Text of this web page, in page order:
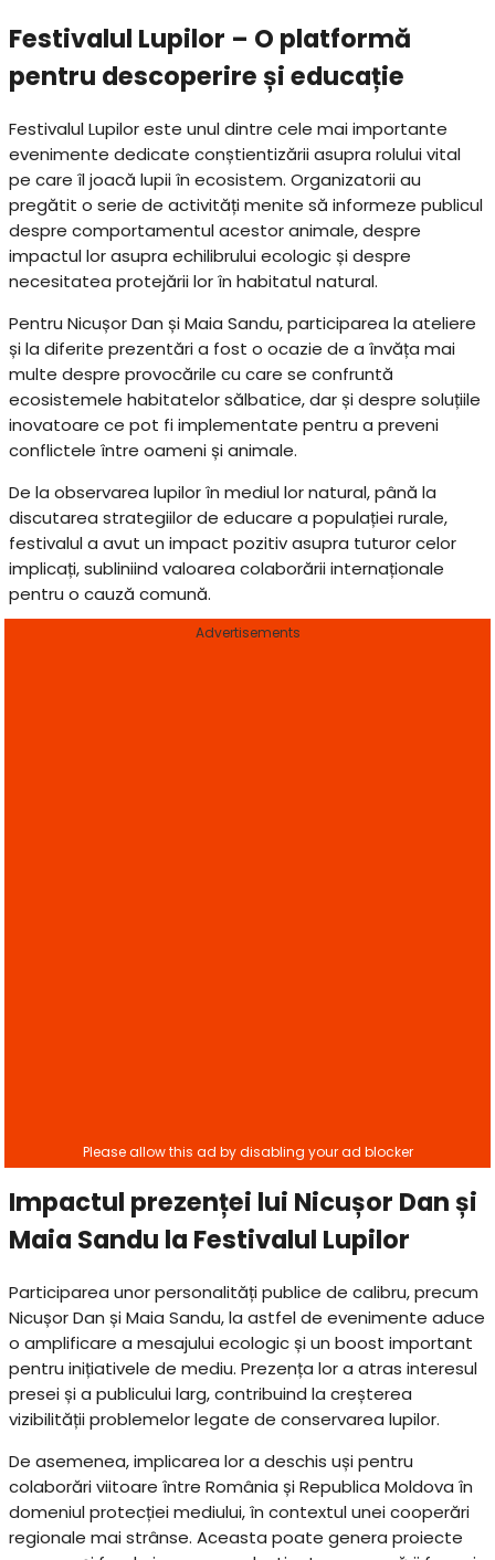
Festivalul Lupilor – O platformă
pentru descoperire și educație
Festivalul Lupilor este unul dintre cele mai importante
evenimente dedicate conștientizării asupra rolului vital
pe care îl joacă lupii în ecosistem. Organizatorii au
pregătit o serie de activități menite să informeze publicul
despre comportamentul acestor animale, despre
impactul lor asupra echilibrului ecologic și despre
necesitatea protejării lor în habitatul natural.
Pentru Nicușor Dan și Maia Sandu, participarea la ateliere
și la diferite prezentări a fost o ocazie de a învăța mai
multe despre provocările cu care se confruntă
ecosistemele habitatelor sălbatice, dar și despre soluțiile
inovatoare ce pot fi implementate pentru a preveni
conflictele între oameni și animale.
De la observarea lupilor în mediul lor natural, până la
discutarea strategiilor de educare a populației rurale,
festivalul a avut un impact pozitiv asupra tuturor celor
implicați, subliniind valoarea colaborării internaționale
pentru o cauză comună.
Advertisements
Impactul prezenței lui Nicușor Dan și
Maia Sandu la Festivalul Lupilor
Participarea unor personalități publice de calibru, precum
Nicușor Dan și Maia Sandu, la astfel de evenimente aduce
o amplificare a mesajului ecologic și un boost important
pentru inițiativele de mediu. Prezența lor a atras interesul
presei și a publicului larg, contribuind la creșterea
vizibilității problemelor legate de conservarea lupilor.
De asemenea, implicarea lor a deschis uși pentru
colaborări viitoare între România și Republica Moldova în
domeniul protecției mediului, în contextul unei cooperări
regionale mai strânse. Aceasta poate genera proiecte